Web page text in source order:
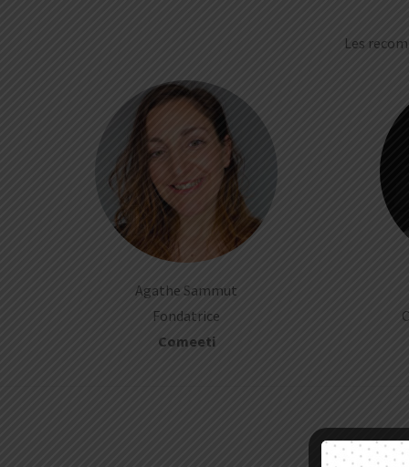
Les
Agathe Sammut
Fondatrice
Comeeti